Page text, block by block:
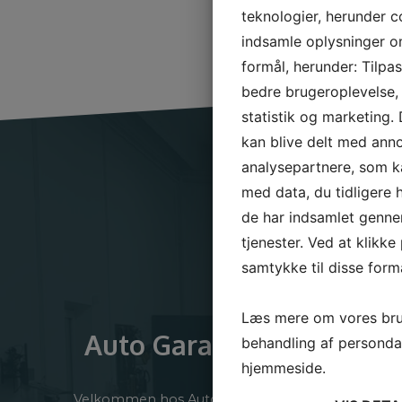
Auto Garagen ApS
teknologier, herunder
indsamle oplysninger
formål, herunder:
bedre
statistik og marketing.
kan blive delt med
analysepartnere, som
med data, du tidligere
de har indsamlet
tjenester. Ved at klikke
samtykke til disse
Læs mere om vores
behandling af
hjemmeside.